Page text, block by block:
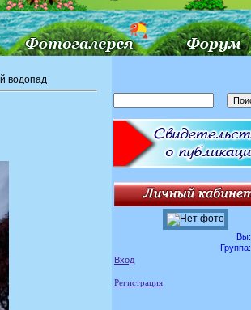
водопад
Вы:
Группа:
Вход
Регистрация